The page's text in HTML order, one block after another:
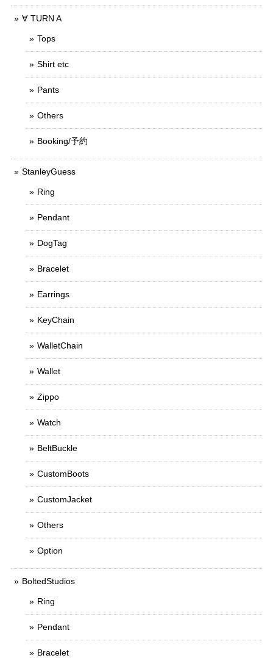
∀ TURN A
Tops
Shirt etc
Pants
Others
Booking/予約
StanleyGuess
Ring
Pendant
DogTag
Bracelet
Earrings
KeyChain
WalletChain
Wallet
Zippo
Watch
BeltBuckle
CustomBoots
CustomJacket
Others
Option
BoltedStudios
Ring
Pendant
Bracelet